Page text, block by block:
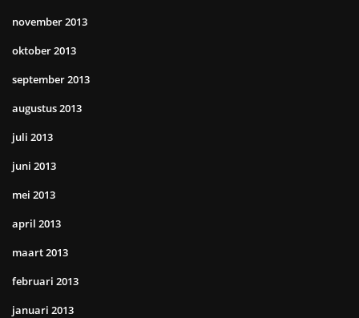
november 2013
oktober 2013
september 2013
augustus 2013
juli 2013
juni 2013
mei 2013
april 2013
maart 2013
februari 2013
januari 2013